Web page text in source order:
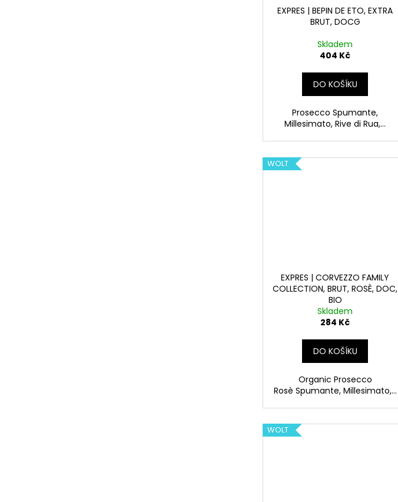
EXPRES | BEPIN DE ETO, EXTRA
BRUT, DOCG
Skladem
404 Kč
DO KOŠÍKU
Prosecco Spumante,
Millesimato, Rive di Rua,...
WOLT
EXPRES | CORVEZZO FAMILY
COLLECTION, BRUT, ROSÈ, DOC,
BIO
Skladem
284 Kč
DO KOŠÍKU
Organic Prosecco
Rosè Spumante, Millesimato,...
WOLT